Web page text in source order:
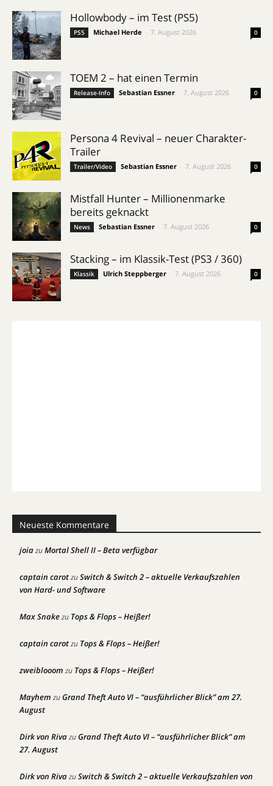
Hollowbody – im Test (PS5)
PS5 Michael Herde 7. August 2026 0
TOEM 2 – hat einen Termin
Release-Info Sebastian Essner 7. August 2026 0
Persona 4 Revival – neuer Charakter-
Trailer
Trailer/Video Sebastian Essner 7. August 2026 0
Mistfall Hunter – Millionenmarke
bereits geknackt
News Sebastian Essner 7. August 2026 0
Stacking – im Klassik-Test (PS3 / 360)
Klassik Ulrich Steppberger 7. August 2026 0
Neueste Kommentare
joiazuMortal Shell II – Beta verfügbar
captain carotzuSwitch & Switch 2 – aktuelle Verkaufszahlen
von Hard- und Software
Max Snakezu Tops & Flops – Heißer!
captain carotzu Tops & Flops – Heißer!
zweiblooom zu Tops & Flops – Heißer!
Mayhem zuGrand Theft Auto VI – “ausführlicher Blick” am 27.
August
Dirk von RivazuGrand Theft Auto VI – “ausführlicher Blick” am
27. August
Dirk von RivazuSwitch & Switch 2 – aktuelle Verkaufszahlen von